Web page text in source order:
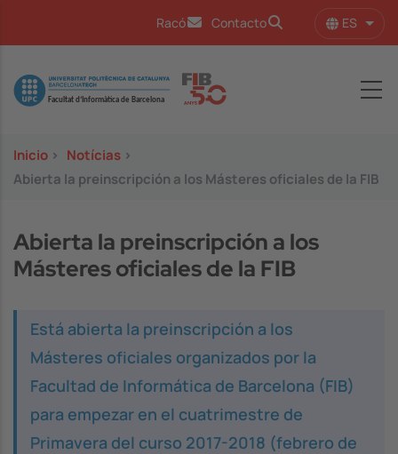
Racó Contacto ES
Image
Inicio > Notícias >
Abierta la preinscripción a los Másteres oficiales de la FIB
Abierta la preinscripción a los
Másteres oficiales de la FIB
Está abierta la preinscripción a los
Másteres oficiales organizados por la
Facultad de Informática de Barcelona (FIB)
para empezar en el cuatrimestre de
Primavera del curso 2017-2018 (febrero de